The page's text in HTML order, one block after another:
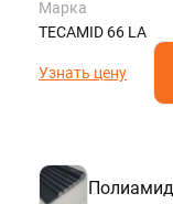
Марка
TECAMID 66 LA
Узнать цену